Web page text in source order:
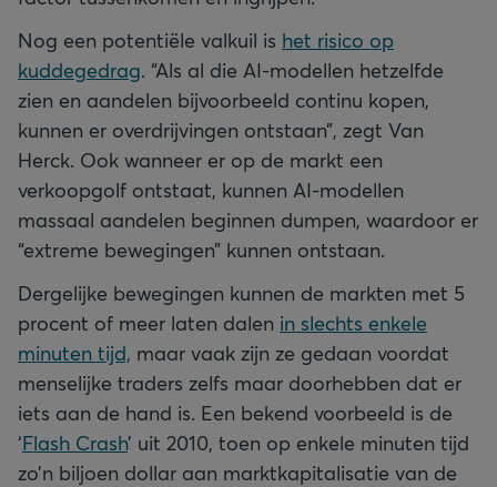
Nog een potentiële valkuil is het risico op
kuddegedrag. “Als al die AI-modellen hetzelfde
zien en aandelen bijvoorbeeld continu kopen,
kunnen er overdrijvingen ontstaan”, zegt Van
Herck. Ook wanneer er op de markt een
verkoopgolf ontstaat, kunnen AI-modellen
massaal aandelen beginnen dumpen, waardoor er
“extreme bewegingen” kunnen ontstaan.
Dergelijke bewegingen kunnen de markten met 5
procent of meer laten dalen in slechts enkele
minuten tijd, maar vaak zijn ze gedaan voordat
menselijke traders zelfs maar doorhebben dat er
iets aan de hand is. Een bekend voorbeeld is de
‘Flash Crash’ uit 2010, toen op enkele minuten tijd
zo’n biljoen dollar aan marktkapitalisatie van de